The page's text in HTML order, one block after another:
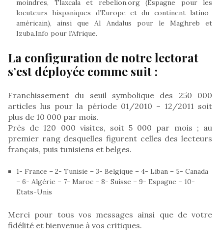
moindres, Tlaxcala et rebelion.org (Espagne pour les
locuteurs hispaniques d’Europe et du continent latino-
américain), ainsi que Al Andalus pour le Maghreb et
Izuba.Info pour l’Afrique.
La configuration de notre lectorat
s’est déployée comme suit :
Franchissement du seuil symbolique des 250 000
articles lus pour la période 01/2010 – 12/2011 soit
plus de 10 000 par mois.
Près de 120 000 visites, soit 5 000 par mois ; au
premier rang desquelles figurent celles des lecteurs
français, puis tunisiens et belges.
1- France – 2- Tunisie – 3- Belgique – 4- Liban – 5- Canada
– 6- Algérie – 7- Maroc – 8- Suisse – 9- Espagne – 10-
Etats-Unis
Merci pour tous vos messages ainsi que de votre
fidélité et bienvenue à vos critiques.